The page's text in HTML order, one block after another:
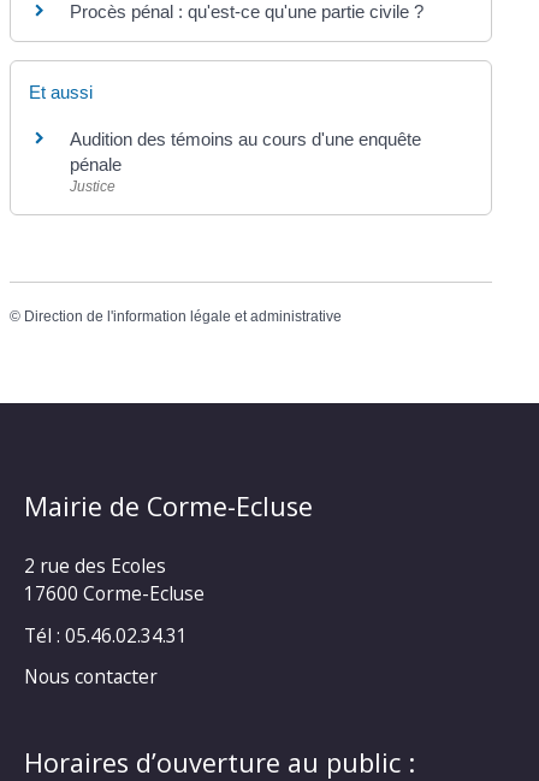
Procès pénal : qu'est-ce qu'une partie civile ?
Et aussi
Audition des témoins au cours d'une enquête
pénale
Justice
© Direction de l'information légale et administrative
Mairie de Corme-Ecluse
2 rue des Ecoles
17600 Corme-Ecluse
Tél : 05.46.02.34.31
Nous contacter
Horaires d’ouverture au public :